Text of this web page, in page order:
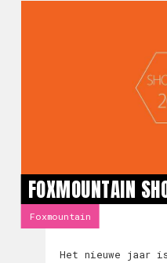
FOXMOUNTAIN
Foxmountain
Het nieuwe jaar is